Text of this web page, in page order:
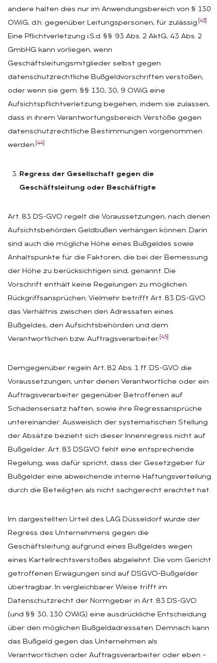
andere halten dies nur im Anwendungsbereich von § 130
OWiG, d.h. gegenüber Leitungspersonen, für zulässig. [43]
Eine Pflichtverletzung i.S.d. §§ 93 Abs. 2 AktG, 43 Abs. 2
GmbHG kann vorliegen, wenn
Geschäftsleitungsmitglieder selbst gegen
datenschutzrechtliche Bußgeldvorschriften verstoßen,
oder wenn sie gem. §§ 130, 30, 9 OWiG eine
Aufsichtspflichtverletzung begehen, indem sie zulassen,
dass in ihrem Verantwortungsbereich Verstöße gegen
datenschutzrechtliche Bestimmungen vorgenommen
werden. [44]
Regress der Gesellschaft gegen die
Geschäftsleitung oder Beschäftigte
Art. 83 DS-GVO regelt die Voraussetzungen, nach denen
Aufsichtsbehörden Geldbußen verhängen können. Darin
sind auch die mögliche Höhe eines Bußgeldes sowie
Anhaltspunkte für die Faktoren, die bei der Bemessung
der Höhe zu berücksichtigen sind, genannt. Die
Vorschrift enthält keine Regelungen zu möglichen
Rückgriffsansprüchen. Vielmehr betrifft Art. 83 DS-GVO
das Verhältnis zwischen den Adressaten eines
Bußgeldes, den Aufsichtsbehörden und dem
Verantwortlichen bzw. Auftragsverarbeiter. [45]
Demgegenüber regeln Art. 82 Abs. 1 ff. DS-GVO die
Voraussetzungen, unter denen Verantwortliche oder ein
Auftragsverarbeiter gegenüber Betroffenen auf
Schadensersatz haften, sowie ihre Regressansprüche
untereinander. Ausweislich der systematischen Stellung
der Absätze bezieht sich dieser Innenregress nicht auf
Bußgelder. Art. 83 DSGVO fehlt eine entsprechende
Regelung, was dafür spricht, dass der Gesetzgeber für
Bußgelder eine abweichende interne Haftungsverteilung
durch die Beteiligten als nicht sachgerecht erachtet hat.
Im dargestellten Urteil des LAG Düsseldorf wurde der
Regress des Unternehmens gegen die
Geschäftsleitung aufgrund eines Bußgeldes wegen
eines Kartellrechtsverstoßes abgelehnt. Die vom Gericht
getroffenen Erwägungen sind auf DSGVO-Bußgelder
übertragbar. In vergleichbarer Weise trifft im
Datenschutzrecht der Normgeber in Art. 83 DS-GVO
(und §§ 30, 130 OWiG) eine ausdrückliche Entscheidung
über den möglichen Bußgeldadressaten. Demnach kann
das Bußgeld gegen das Unternehmen als
Verantwortlichen oder Auftragsverarbeiter oder eben –